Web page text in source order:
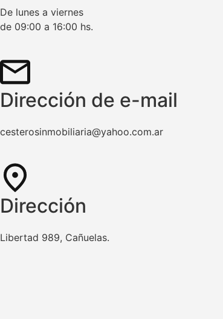
De lunes a viernes
de 09:00 a 16:00 hs.
Dirección de e-mail
cesterosinmobiliaria@yahoo.com.ar
Dirección
Libertad 989, Cañuelas.